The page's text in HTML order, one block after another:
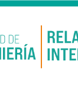
principal